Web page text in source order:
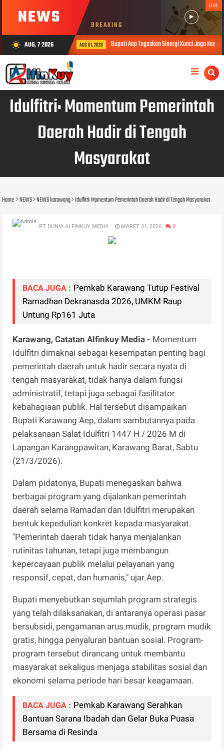
NEWS BREAKING
LIVE
wb_sunny AUG, 7 2026 AUG 01, 2026 Bupati Aep Tegaskan Sinergi Kunci Jaga Keamanan
Idulfitri: Momentum Pemerintah
Daerah Hadir di Tengah
Masyarakat
Home NEWS NEWS karawang Idulfitri: Momentum Pemerintah Daerah Hadir di Tengah Masyarakat
PT DUNIA ALFINKUY MEDIA MARET 31, 2026 0
BACA JUGA : Pemkab Karawang Tutup Festival
Ramadhan Dekranasda 2026, UMKM Raup
Untung Rp161 Juta
Karawang, Catatan Alfinkuy Media - Momentum
Idulfitri dimaknai sebagai kesempatan penting bagi
pemerintah daerah untuk hadir secara nyata di
tengah masyarakat, tidak hanya dalam fungsi
administratif, tetapi juga sebagai fasilitator
kebahagiaan publik. Hal tersebut disampaikan
Bupati Karawang Aep, dalam sambutannya pada
pelaksanaan Salat Idulfitri 1447 H / 2026 M di
Lapangan Karangpawitan, Karawang Barat, Sabtu
(21/3/2026).
Dalam pidatonya, Bupati menegaskan bahwa
berbagai program yang dijalankan pemerintah
daerah selama Ramadan dan Idulfitri merupakan
bentuk kepedulian konkret kepada masyarakat.
"Pemerintah daerah tidak hanya menjalankan
rutinitas tahunan, tetapi juga membangun
kepercayaan publik melalui pelayanan yang
responsif, cepat, dan humanis," ujar Aep.
Bupati menyebutkan sejumlah program strategis
yang telah dilaksanakan, di antaranya operasi pasar
bersubsidi, pengamanan arus mudik, program mudik
gratis, hingga penyaluran bantuan sosial. Program-
program tersebut dirancang untuk membantu
masyarakat sekaligus menjaga stabilitas sosial dan
ekonomi selama periode hari besar keagamaan.
BACA JUGA : Pemkab Karawang Serahkan
Bantuan Sarana Ibadah dan Gelar Buka Puasa
Bersama di Resinda